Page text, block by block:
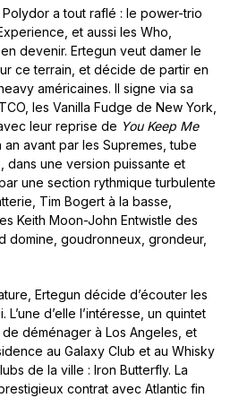
a tout raflé : le power-trio
et aussi les Who,
devenir. Ertegun veut damer le
ce terrain, et décide de partir en
américaines. Il signe via sa
les Vanilla Fudge de New York,
leur reprise de You Keep Me
avant par les Supremes, tube
dans une version puissante et
une section rythmique turbulente
Tim Bogert à la basse,
Keith Moon-John Entwistle des
domine, goudronneux, grondeur,
Ertegun décide d’écouter les
d’elle l’intéresse, un quintet
déménager à Los Angeles, et
au Galaxy Club et au Whisky
de la ville : Iron Butterfly. La
contrat avec Atlantic fin